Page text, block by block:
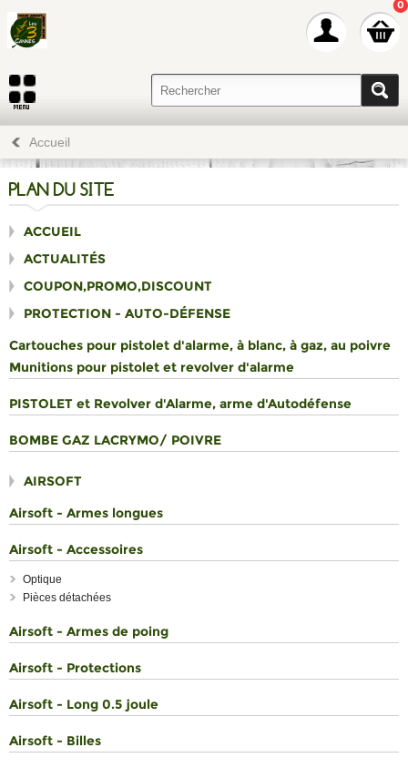
0
Accueil
PLAN DU SITE
ACCUEIL
ACTUALITÉS
COUPON,PROMO,DISCOUNT
PROTECTION - AUTO-DÉFENSE
Cartouches pour pistolet d'alarme, à blanc, à gaz, au poivre
Munitions pour pistolet et revolver d'alarme
PISTOLET et Revolver d'Alarme, arme d'Autodéfense
BOMBE GAZ LACRYMO/ POIVRE
AIRSOFT
Airsoft - Armes longues
Airsoft - Accessoires
Optique
Pièces détachées
Airsoft - Armes de poing
Airsoft - Protections
Airsoft - Long 0.5 joule
Airsoft - Billes